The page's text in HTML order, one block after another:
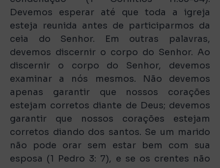
Devemos esperar até que toda a igreja
esteja reunida antes de participarmos da
ceia do Senhor. Em outras palavras,
devemos discernir o corpo do Senhor. Ao
discernir o corpo do Senhor, devemos
examinar a nós mesmos. Não devemos
apenas garantir que nossos corações
estejam corretos diante de Deus; devemos
garantir que nossos corações estejam
corretos diando dos santos. Se um marido
não pode orar sem estar bem com sua
esposa (1 Pedro 3: 7), e se os crentes não